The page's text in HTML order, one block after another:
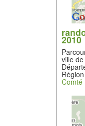
2010
ville de
Comté